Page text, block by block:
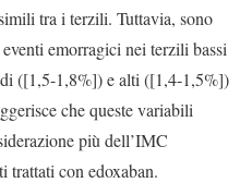
tra i terzili. Tuttavia, sono
emorragici nei terzili bassi
([1,5-1,8%]) e alti ([1,4-1,5%])
che queste variabili
più dell’IMC
trattati con edoxaban.